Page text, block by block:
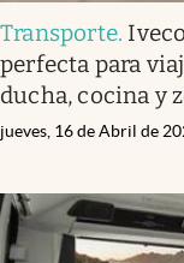
Transporte.
perfecta para
ducha, cocina y
jueves, 16 de Abril de